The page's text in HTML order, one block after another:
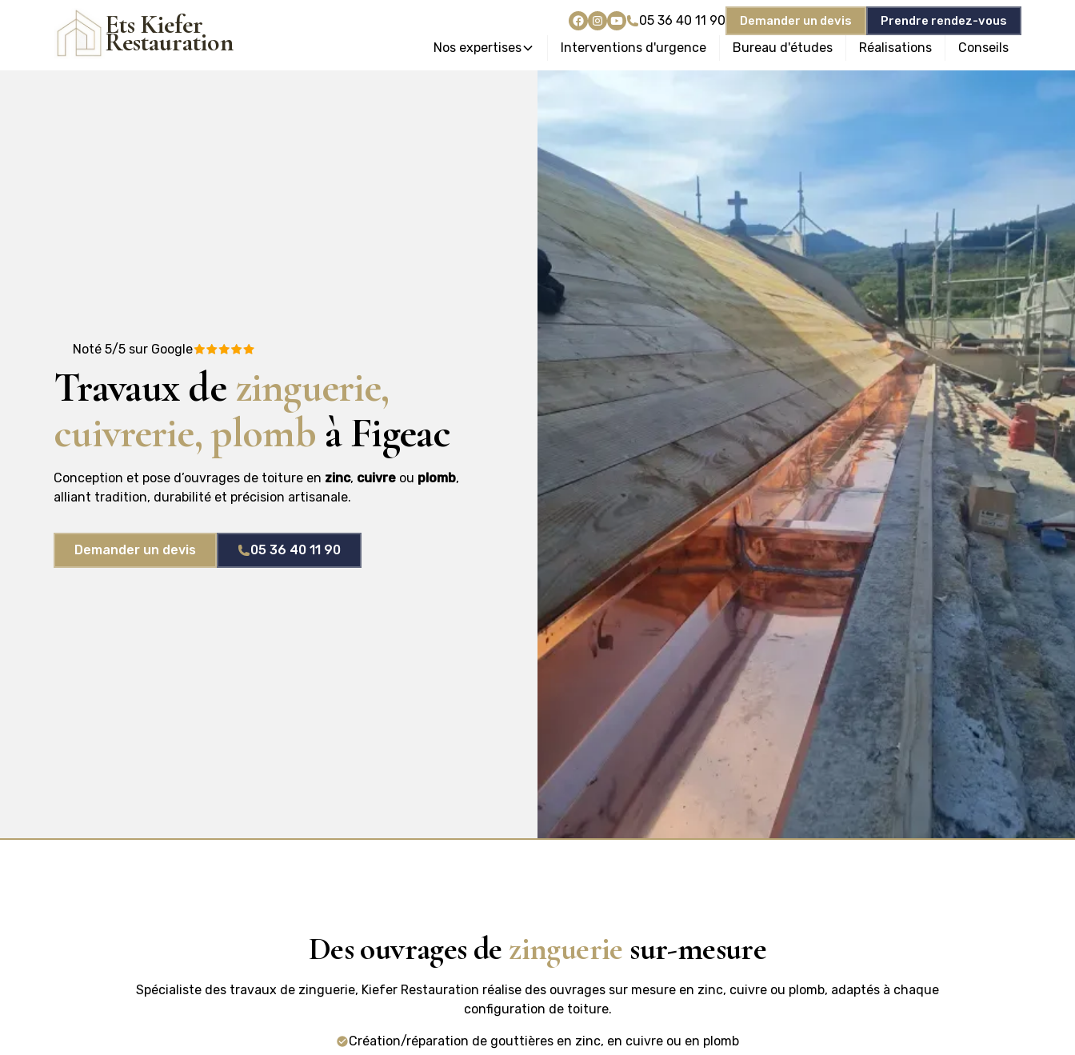
Ets Kiefer
Restauration
05 36 40 11 90 Demander un devis Prendre rendez-vous
Nos expertises Interventions d'urgence Bureau d'études Réalisations Conseils
Noté 5/5 sur Google
Travaux de zinguerie,
cuivrerie, plomb à Figeac
Conception et pose d’ouvrages de toiture en zinc, cuivre ou plomb,
alliant tradition, durabilité et précision artisanale.
Demander un devis 05 36 40 11 90
Des ouvrages de zinguerie sur-mesure
Spécialiste des travaux de zinguerie, Kiefer Restauration réalise des ouvrages sur mesure en zinc, cuivre ou plomb, adaptés à chaque
configuration de toiture.
Création/réparation de gouttières en zinc, en cuivre ou en plomb